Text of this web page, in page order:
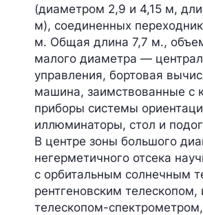
(диаметром 2,9 и 4,15 м,
м), соединенных
м. Общая длина 7,7 м.,
малого диаметра —
управления, бортовая
машина, заимствованные с
приборы системы
иллюминаторы, стол и
В центре зоны большого
негерметичного отсека
с орбитальным солнечным
рентгеновским
телескопом-